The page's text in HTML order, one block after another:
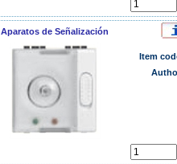
Aparatos de Señalización
Item